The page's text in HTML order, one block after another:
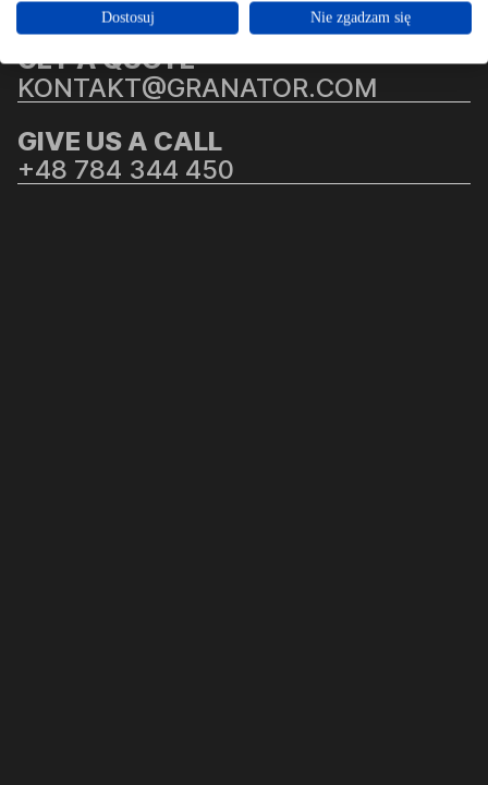
GET A QUOTE
KONTAKT@GRANATOR.COM
GIVE US A CALL
+48 784 344 450
Dostosuj Nie zgadzam się